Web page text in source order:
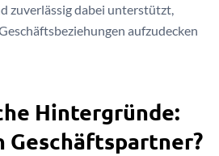
zuverlässig dabei unterstützt,
aufzudecken
Hintergründe:
Geschäftspartner?